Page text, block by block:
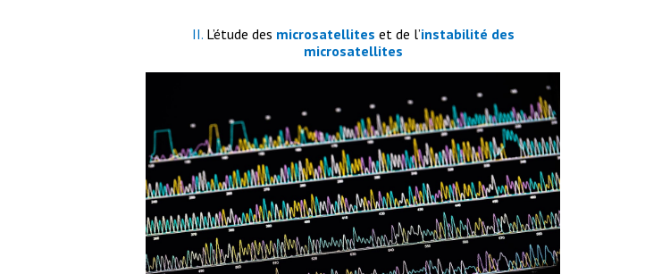
II.L’étude des microsatellites et de l’instabilité des
microsatellites